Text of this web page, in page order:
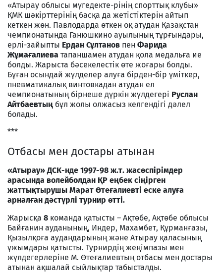
«Атырау облысы мүгедекте-рінің спорттық клубы»
ҚМК шәкірттерінің басқа да жетістіктерін айтып
кеткен жөн. Павлодарда өткен оқ атудан Қазақстан
чемпионатында Ганюшкино ауылының тұрғындары,
ерлі-зайыпты Ердан Сұлтанов пен Фарида
Жұмағалиева тапаншамен атудан қола медальға ие
болды. Жарыста бәсекелестік өте жоғары болды.
Бұған осындай жүлделер алуға бірден-бір үміткер,
пневматикалық винтовкадан атудан ел
чемпионатының бірнеше дүркін жүлдегері Руслан
Айтбаевтың бұл жолы олжасыз келгендігі дәлел
болады.
***
Отбасы мен достары атынан
«Атырау» ДСК-нде 1997-98 ж.т. жасөспірімдер
арасында волейболдан ҚР еңбек сіңірген
жаттықтырушы Марат Өтеғалиевті еске алуға
арналған дәстүрлі турнир өтті.
Жарысқа 8 команда қатысты – Ақтөбе, Ақтөбе облысы
Байғанин ауданының, Индер, Махамбет, Құрманғазы,
Қызылқоға аудандарының және Атырау қаласының
ұжымдары қатысты. Турнирдің жеңімпазы мен
жүлдегерлеріне М. Өтеғалиевтың отбасы мен достары
атынан ақшалай сыйлықтар табысталды.